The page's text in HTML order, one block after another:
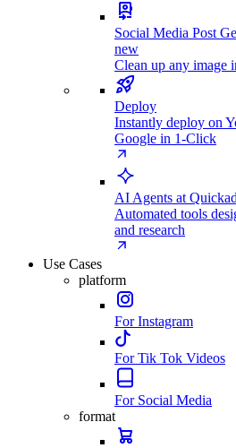
Social Media Post
new
Clean up any image
Deploy
Instantly deploy on
Google in 1-Click
AI Agents at
Automated tools
and research
Use Cases
platform
For Instagram
For Tik Tok Videos
For Social Media
format